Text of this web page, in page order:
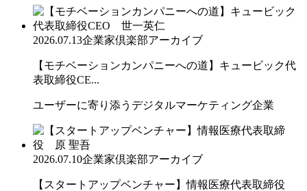
2026.07.13企業家倶楽部アーカイブ
【モチベーションカンパニーへの道】キュービック代
表取締役CE...
ユーザーに寄り添うデジタルマーケティング企業
2026.07.10企業家倶楽部アーカイブ
【スタートアップベンチャー】情報医療代表取締役